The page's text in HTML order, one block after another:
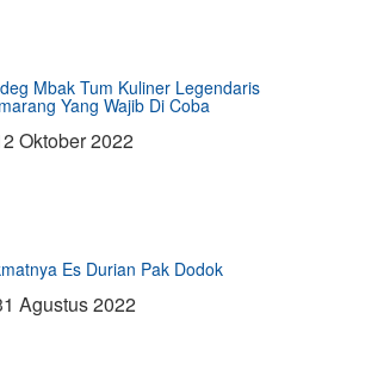
Mbak Tum Kuliner Legendaris
Yang Wajib Di Coba
Oktober 2022
Es Durian Pak Dodok
Agustus 2022